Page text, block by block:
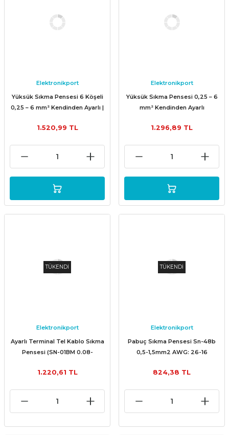
Elektronikport
Yüksük Sıkma Pensesi 6 Köşeli
0,25 – 6 mm² Kendinden Ayarlı |
1.520,99 TL
Elektronikport
Yüksük Sıkma Pensesi 0,25 – 6
mm² Kendinden Ayarlı
1.296,89 TL
TÜKENDİ
Elektronikport
Ayarlı Terminal Tel Kablo Sıkma
Pensesi (SN-01BM 0.08-
1.220,61 TL
TÜKENDİ
Elektronikport
Pabuç Sıkma Pensesi Sn-48b
0,5-1,5mm2 AWG: 26-16
824,38 TL